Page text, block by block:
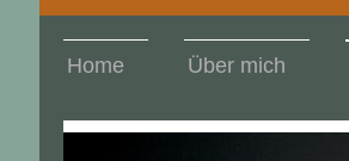
Home Über mich